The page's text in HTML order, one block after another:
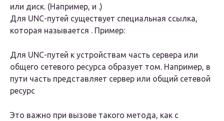
или диск. (Например, и .)
Для UNC-путей существует специальная ссылка,
которая называется . Пример:
Для UNC-путей к устройствам часть сервера или
общего сетевого ресурса образует том. Например, в
пути часть представляет сервер или общий сетевой
ресурс
Это важно при вызове такого метода, как с